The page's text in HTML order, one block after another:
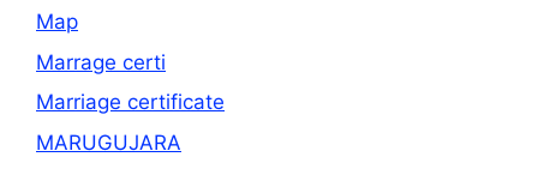
Map
Marrage certi
Marriage certificate
MARUGUJARA